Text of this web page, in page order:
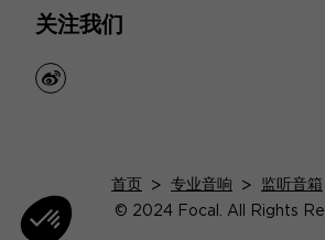
关注我们
weibo
首页 > 专业音响 > 监听音箱
© 2024 Focal. All Rights